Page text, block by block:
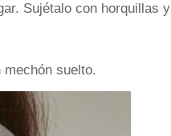
Sujétalo con horquillas y
suelto.